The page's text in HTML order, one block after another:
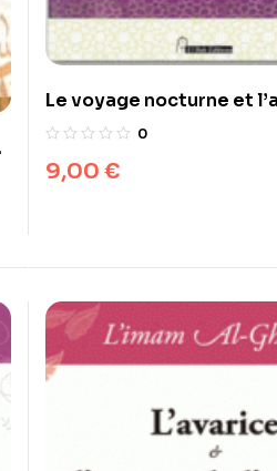
Le voyage nocturne et
céleste du prophète
0
9,00 €